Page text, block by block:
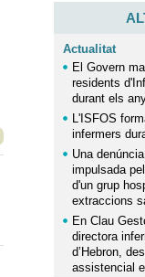
Actualitat
El Govern
residents
durant els
L'ISFOS
infermers
Una
impulsada
d'un grup
extraccions
En Clau
directora
d’Hebron,
assistencial